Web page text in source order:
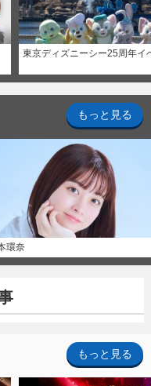
東京ディズニーシー25周年イ
もっと見る
環奈
もっと見る